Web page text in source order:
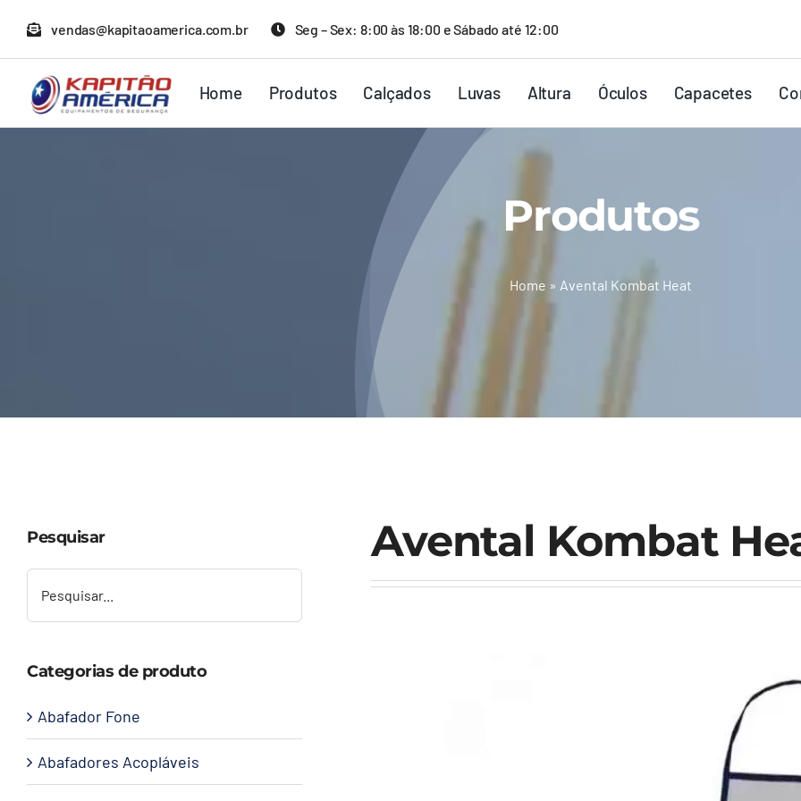
para
conteúdo
vendas@kapitaoamerica.com.br Seg – Sex: 8:00 às 18:00 e Sábado até 12:00
Home Produtos Calçados Luvas Altura Óculos Capacetes
Produtos
Home » Avental Kombat Heat
Avental Kombat
Pesquisar
Categorias de produto
Abafador Fone
Abafadores Acopláveis